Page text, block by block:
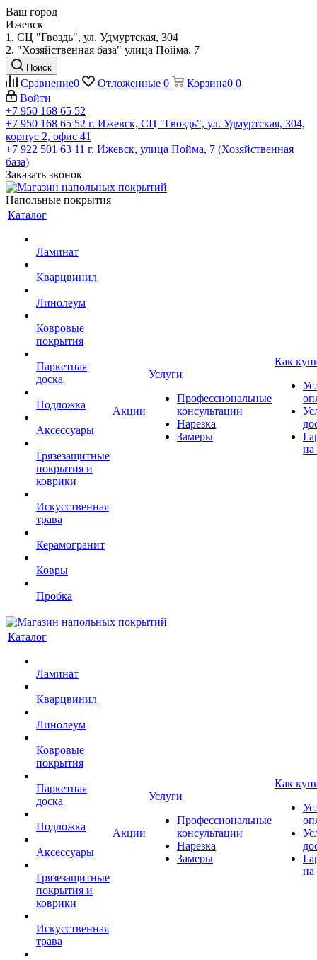
Ваш город
Ижевск
1. СЦ "Гвоздь", ул. Удмуртская, 304
2. "Хозяйственная база" улица Пойма, 7
Поиск
Сравнение0 Отложенные 0 Корзина0 0
Войти
+7 950 168 65 52
+7 950 168 65 52 г. Ижевск, СЦ "Гвоздь", ул. Удмуртская, 304,
корпус 2, офис 41
+7 922 501 63 11 г. Ижевск, улица Пойма, 7 (Хозяйственная
база)
Заказать звонок
Напольные покрытия
Каталог
Ламинат
Кварцвинил
Линолеум
Ковровые
покрытия
Паркетная
доска
Подложка
Аксессуары
Грязезащитные
покрытия и
коврики
Искусственная
трава
Керамогранит
Ковры
Пробка
Акции
Услуги
Профессиональные
консультации
Нарезка
Замеры
Как
на
Каталог
Ламинат
Кварцвинил
Линолеум
Ковровые
покрытия
Паркетная
доска
Подложка
Аксессуары
Грязезащитные
покрытия и
коврики
Искусственная
трава
Акции
Услуги
Профессиональные
консультации
Нарезка
Замеры
Как
на